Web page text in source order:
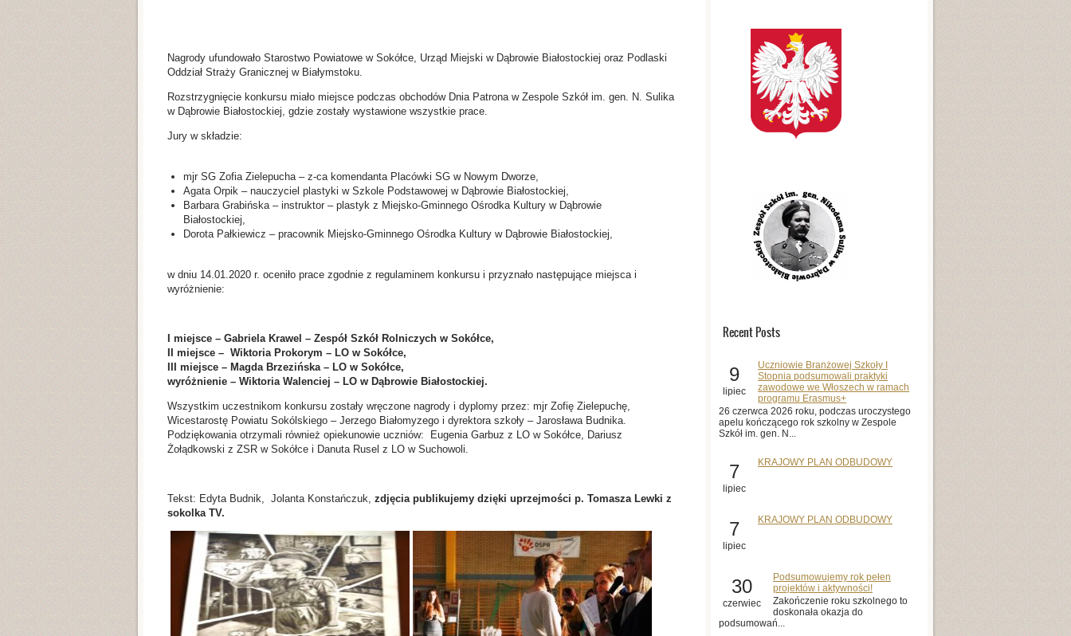
Recent Posts
9
lipiec
Uczniowie Branżowej Szkoły I
Stopnia podsumowali praktyki
zawodowe we Włoszech w ramach
programu Erasmus+
26 czerwca 2026 roku, podczas uroczystego
apelu kończącego rok szkolny w Zespole
Szkół im. gen. N...
7
lipiec
KRAJOWY PLAN ODBUDOWY
7
lipiec
KRAJOWY PLAN ODBUDOWY
30
czerwiec
Podsumowujemy rok pełen
projektów i aktywności!
Zakończenie roku szkolnego to
doskonała okazja do
podsumowań...
Nagrody ufundowało Starostwo Powiatowe w Sokółce, Urząd Miejski w Dąbrowie Białostockiej oraz Podlaski
Oddział Straży Granicznej w Białymstoku.
Rozstrzygnięcie konkursu miało miejsce podczas obchodów Dnia Patrona w Zespole Szkół im. gen. N. Sulika
w Dąbrowie Białostockiej, gdzie zostały wystawione wszystkie prace.
Jury w składzie:
mjr SG Zofia Zielepucha – z-ca komendanta Placówki SG w Nowym Dworze,
Agata Orpik – nauczyciel plastyki w Szkole Podstawowej w Dąbrowie Białostockiej,
Barbara Grabińska – instruktor – plastyk z Miejsko-Gminnego Ośrodka Kultury w Dąbrowie
Białostockiej,
Dorota Pałkiewicz – pracownik Miejsko-Gminnego Ośrodka Kultury w Dąbrowie Białostockiej,
w dniu 14.01.2020 r. oceniło prace zgodnie z regulaminem konkursu i przyznało następujące miejsca i
wyróżnienie:
I miejsce – Gabriela Krawel – Zespół Szkół Rolniczych w Sokółce,
II miejsce – Wiktoria Prokorym – LO w Sokółce,
III miejsce – Magda Brzezińska – LO w Sokółce,
wyróżnienie – Wiktoria Walenciej – LO w Dąbrowie Białostockiej.
Wszystkim uczestnikom konkursu zostały wręczone nagrody i dyplomy przez: mjr Zofię Zielepuchę,
Wicestarostę Powiatu Sokólskiego – Jerzego Białomyzego i dyrektora szkoły – Jarosława Budnika.
Podziękowania otrzymali również opiekunowie uczniów: Eugenia Garbuz z LO w Sokółce, Dariusz
Żołądkowski z ZSR w Sokółce i Danuta Rusel z LO w Suchowoli.
Tekst: Edyta Budnik, Jolanta Konstańczuk, zdjęcia publikujemy dzięki uprzejmości p. Tomasza Lewki z
sokolka TV.